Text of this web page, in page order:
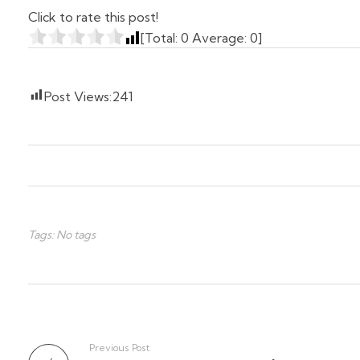
Click to rate this post!
[Total: 0 Average: 0]
Post Views:241
Tags: No tags
Previous Post